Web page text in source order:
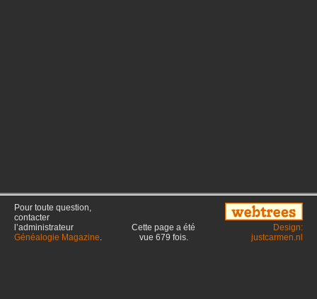
Pour toute question,
contacter
l’administrateur
Généalogie Magazine.
Cette page a été
vue 679 fois.
Design:
justcarmen.nl